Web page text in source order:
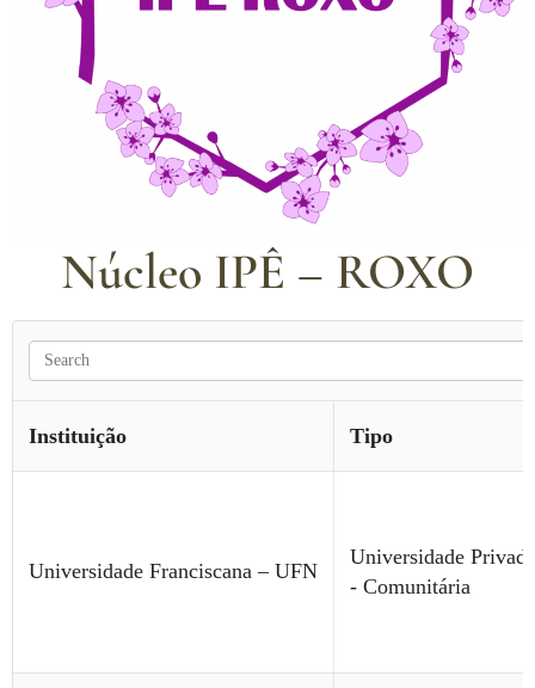
Núcleo IPÊ – ROXO
Instituição Tipo
Universidade Franciscana – UFN
Universidade Privada
- Comunitária